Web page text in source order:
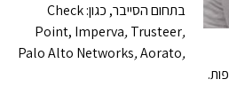
בתחום הסייבר, כגון: Check
Point, Imperva,Trusteer,
Palo Alto Networks,Aorato,